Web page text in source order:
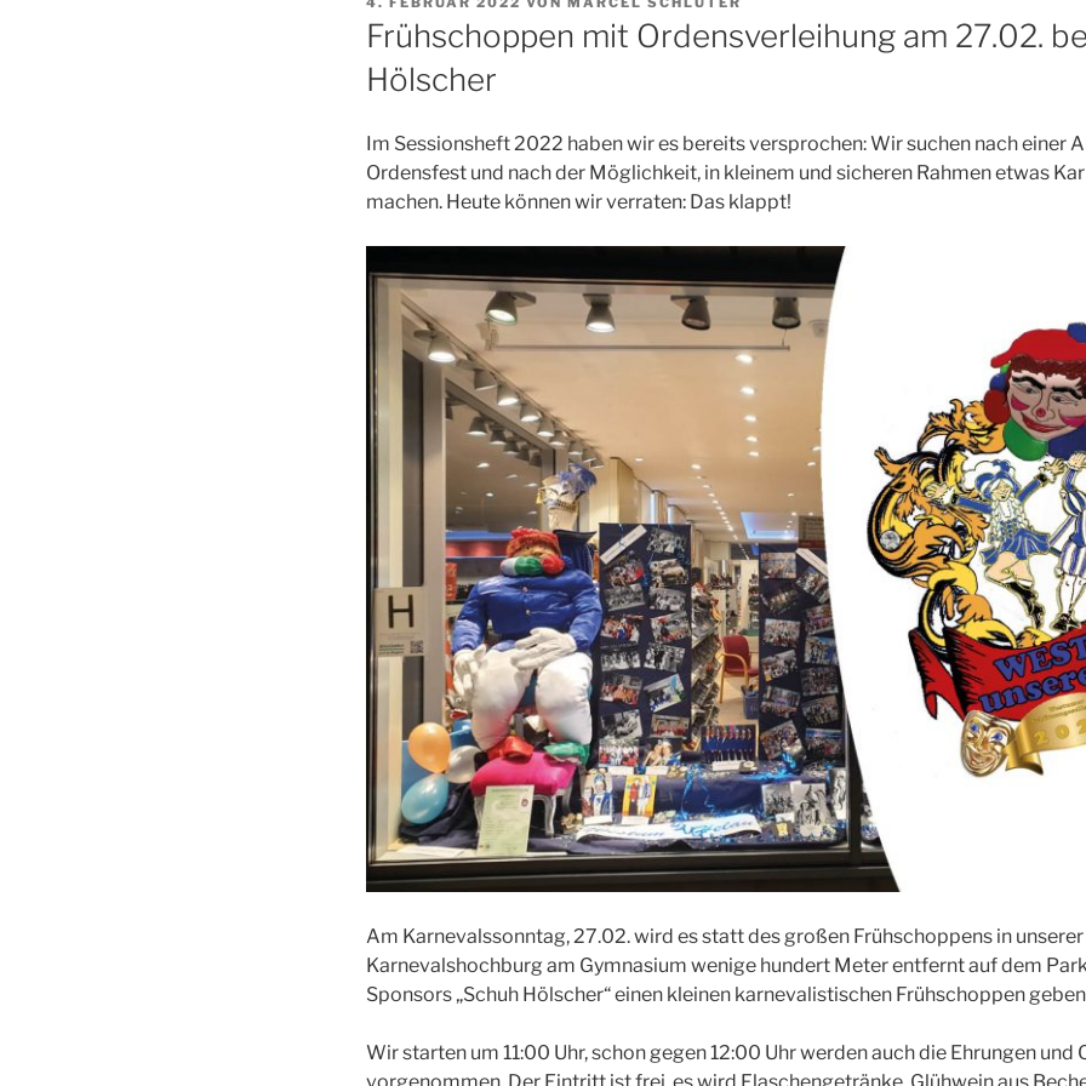
AM
Frühschoppen mit Ordensverleihung am 27.02.
Hölscher
Im Sessionsheft 2022 haben wir es bereits versprochen: Wir suchen nach einer
Ordensfest und nach der Möglichkeit, in kleinem und sicheren Rahmen etwas
machen. Heute können wir verraten: Das klappt!
Am Karnevalssonntag, 27.02. wird es statt des großen Frühschoppens in unserer
Karnevalshochburg am Gymnasium wenige hundert Meter entfernt auf dem
Sponsors „Schuh Hölscher“ einen kleinen karnevalistischen Frühschoppen
Wir starten um 11:00 Uhr, schon gegen 12:00 Uhr werden auch die Ehrungen und
vorgenommen. Der Eintritt ist frei, es wird Flaschengetränke, Glühwein aus